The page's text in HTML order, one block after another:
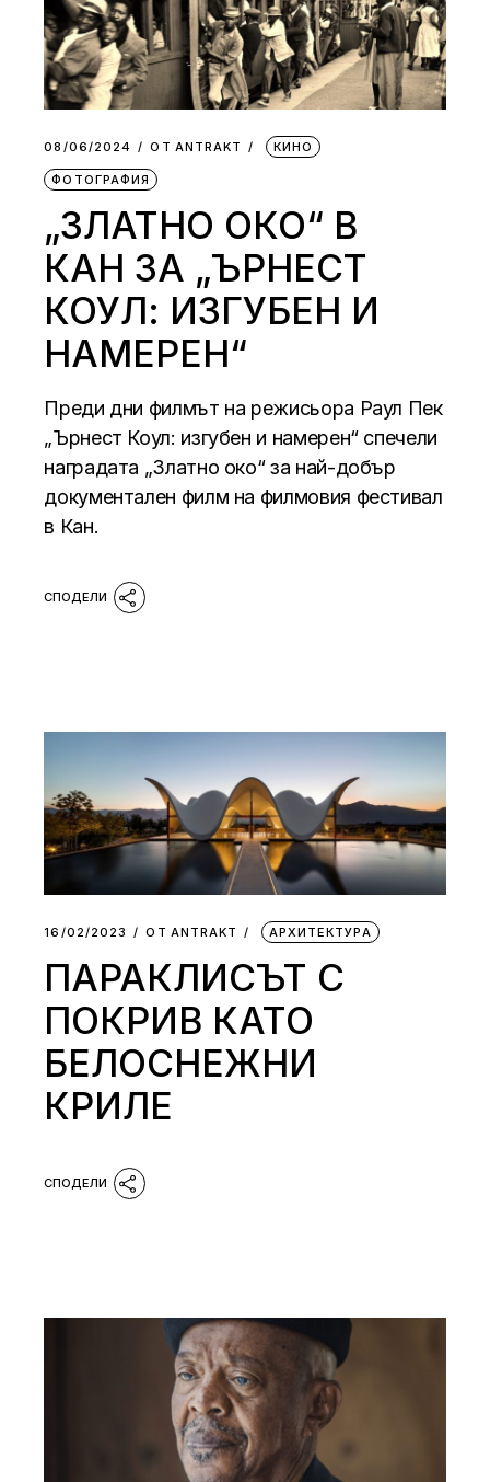
08/06/2024 ОТ АNTRAKT КИНО
ФОТОГРАФИЯ
„ЗЛАТНО ОКО“ В
КАН ЗА „ЪРНЕСТ
КОУЛ: ИЗГУБЕН И
НАМЕРЕН“
Преди дни филмът на режисьора Раул Пек
„Ърнест Коул: изгубен и намерен“ спечели
наградата „Златно око“ за най-добър
документален филм на филмовия фестивал
в Кан.
16/02/2023 ОТ АNTRAKT АРХИТЕКТУРА
ПАРАКЛИСЪТ С
ПОКРИВ КАТО
БЕЛОСНЕЖНИ
КРИЛЕ